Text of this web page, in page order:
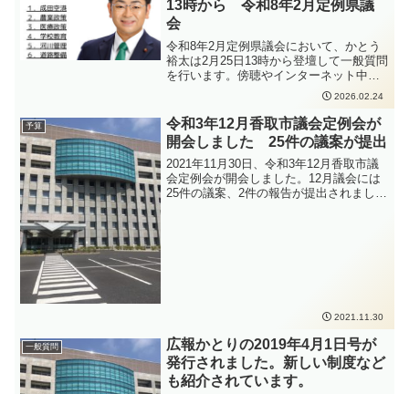
わたって質疑が行われました。会議の途
中、午後2時46分に東日本大震災で亡くな
られた方々へ黙祷を捧げました。
13時から 令和8年2月定例県議
会
令和8年2月定例県議会において、かとう
裕太は2月25日13時から登壇して一般質問
を行います。傍聴やインターネット中継
でご覧いただければ幸いです。 2026.02.24
予算
令和3年12月香取市議会定例会が
開会しました 25件の議案が提出
2021年11月30日、令和3年12月香取市議
会定例会が開会しました。12月議会には
25件の議案、2件の報告が提出されまし
2021.11.30
一般質問
広報かとりの2019年4月1日号が
発行されました。新しい制度など
も紹介されています。